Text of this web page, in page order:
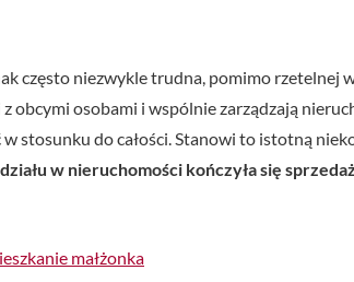
często niezwykle trudna, pomimo rzetelnej
osobami i wspólnie zarządzają
stosunku do całości. Stanowi to istotną
w nieruchomości kończyła się
małżonka